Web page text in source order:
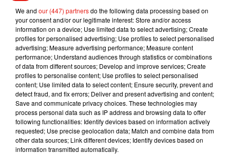
à inhaler les vapeurs qui sortent des ventilations lorsque
l’appareil régule sa température. Si les ventilateurs sont là
uniquement pour éviter les surchauffes en jeu, l’odeur qui en
émane est, semble-t-il, agréable à sentir pour beaucoup de
personnes. Bon, doit-on rappeler qu’il y a mille autres façons
d’occuper son temps…
Musique
We and our (447) partnersdo the following data processing based on
your consent and/or our legitimate interest: Store and/or access
information on a device; Use limited data to select advertising; Create
profiles for personalised advertising; Use profiles to select personalised
advertising; Measure advertising performance; Measure content
performance; Understand audiences through statistics or combinations
of data from different sources; Develop and improve services; Create
profiles to personalise content; Use profiles to select personalised
content; Use limited data to select content; Ensure security, prevent and
detect fraud, and fix errors; Deliver and present advertising and content;
Save and communicate privacy choices. These technologies may
process personal data such as IP address and browsing data to offer
following functionalities: Identify devices based on information actively
requested; Use precise geolocation data; Match and combine data from
other data sources; Link different devices; Identify devices based on
information transmitted automatically.